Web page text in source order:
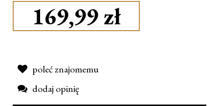
169,99 zł
poleć znajomemu
dodaj opinię